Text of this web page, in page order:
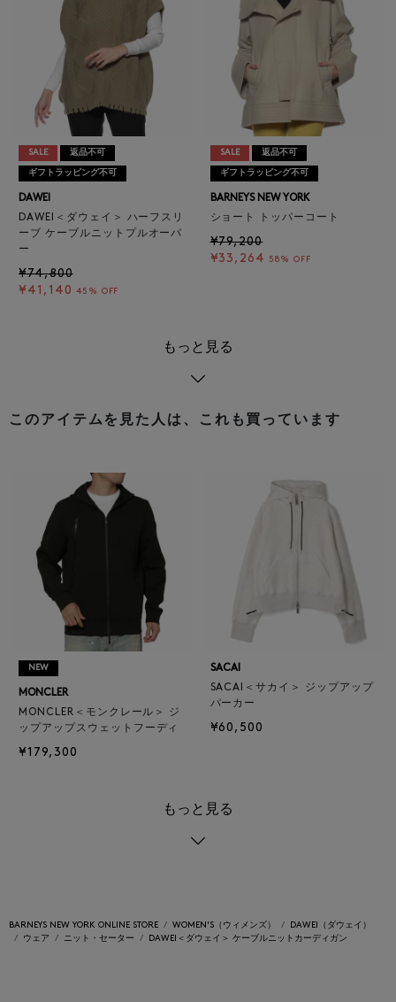
SALE 返品不可
ギフトラッピング不可
DAWEI
DAWEI＜ダウェイ＞ ハーフスリ
ーブ ケーブルニットプルオーバ
ー
¥74,800
¥41,140 45% OFF
SALE 返品不可
ギフトラッピング不可
BARNEYS NEW YORK
ショート トッパーコート
¥79,200
¥33,264
58% OFF
もっと見る
このアイテムを見た人は、これも買っています
NEW
MONCLER
MONCLER＜モンクレール＞ ジ
ップアップスウェットフーディ
¥179,300
SACAI
SACAI＜サカイ＞ ジップアップ
パーカー
¥60,500
もっと見る
BARNEYS NEW YORK ONLINE STORE WOMEN'S（ウィメンズ）
DAWEI（ダウェイ）
ウェア
ニット・セーター DAWEI＜ダウェイ＞ ケーブルニットカーディガン